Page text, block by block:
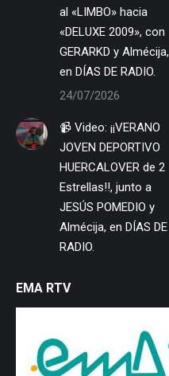
al «LIMBO» hacia
«DELUXE 2009», con
GERARKD y Almécija,
en DÍAS DE RADIO.
24/07/2026
📹 Video: ¡¡VERANO
JOVEN DEPORTIVO
HUERCALOVER de 2
Estrellas!!, junto a
JESÚS POMEDIO y
Almécija, en DÍAS DE
RADIO.
EMA RTV